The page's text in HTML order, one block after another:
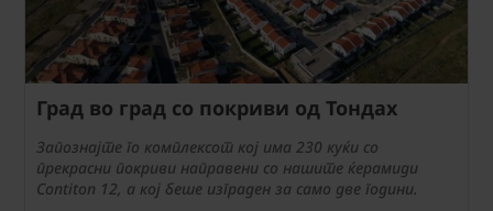
Град во град со покриви од Тондах
Запознајте го комплексот кој има 230 куќи со
прекрасни покриви направени со нашите ќерамиди
Contiton 12, а кој беше изграден за само две години.